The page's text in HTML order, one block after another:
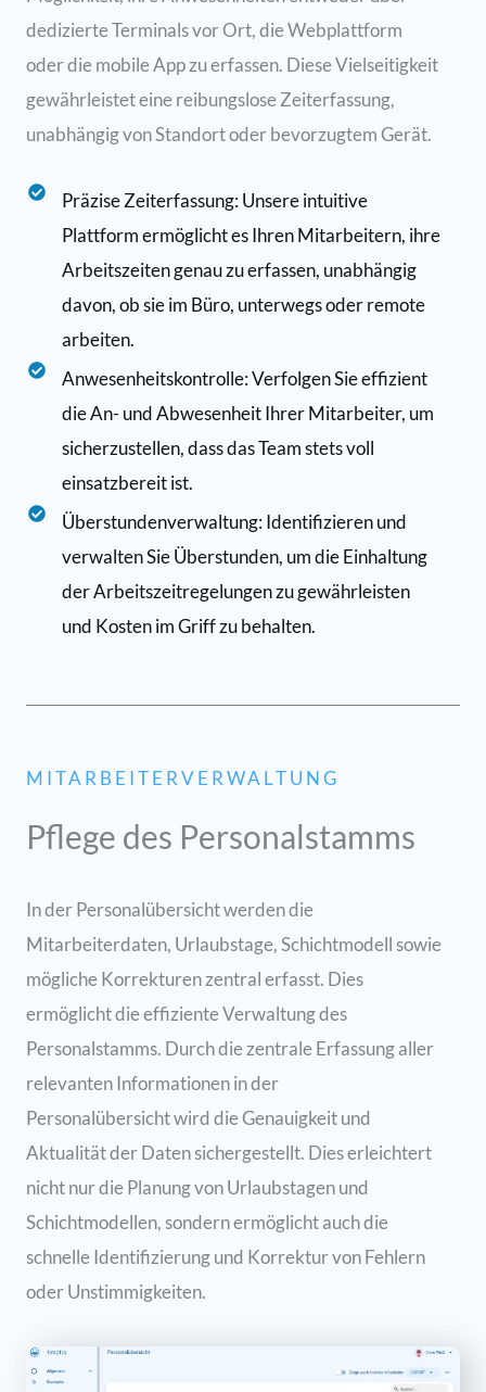
dedizierte Terminals vor Ort, die Webplattform
oder die mobile App zu erfassen. Diese Vielseitigkeit
gewährleistet eine reibungslose Zeiterfassung,
unabhängig von Standort oder bevorzugtem Gerät.
Präzise Zeiterfassung: Unsere intuitive
Plattform ermöglicht es Ihren Mitarbeitern, ihre
Arbeitszeiten genau zu erfassen, unabhängig
davon, ob sie im Büro, unterwegs oder remote
arbeiten.
Anwesenheitskontrolle: Verfolgen Sie effizient
die An- und Abwesenheit Ihrer Mitarbeiter, um
sicherzustellen, dass das Team stets voll
einsatzbereit ist.
Überstundenverwaltung: Identifizieren und
verwalten Sie Überstunden, um die Einhaltung
der Arbeitszeitregelungen zu gewährleisten
und Kosten im Griff zu behalten.
MITARBEITERVERWALTUNG
Pflege des Personalstamms
In der Personalübersicht werden die
Mitarbeiterdaten, Urlaubstage, Schichtmodell sowie
mögliche Korrekturen zentral erfasst. Dies
ermöglicht die effiziente Verwaltung des
Personalstamms. Durch die zentrale Erfassung aller
relevanten Informationen in der
Personalübersicht wird die Genauigkeit und
Aktualität der Daten sichergestellt. Dies erleichtert
nicht nur die Planung von Urlaubstagen und
Schichtmodellen, sondern ermöglicht auch die
schnelle Identifizierung und Korrektur von Fehlern
oder Unstimmigkeiten.